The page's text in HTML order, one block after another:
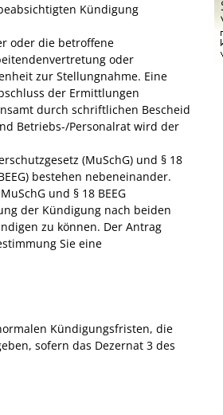
Kündigung
oder die betroffene
oder
zur Stellungnahme. Eine
der Ermittlungen
durch schriftlichen Bescheid
Betriebs-/Personalrat wird der
(MuSchG) und § 18
bestehen nebeneinander.
und § 18 BEEG
der Kündigung nach beiden
zu können. Der Antrag
Sie eine
Kündigungsfristen, die
sofern das Dezernat 3 des